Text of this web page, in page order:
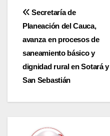
Navegación
de
entradas
Secretaría de
Planeación del Cauca,
avanza en procesos de
saneamiento básico y
dignidad rural en Sotará y
San Sebastián